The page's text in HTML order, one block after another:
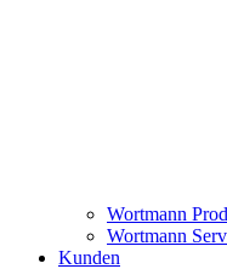
Wortmann
Wortmann
Kunden